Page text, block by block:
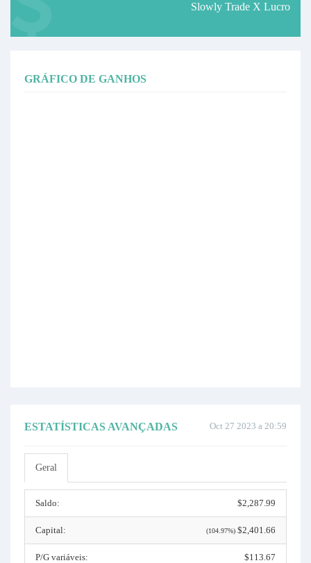
Slowly Trade X Lucro
GRÁFICO DE GANHOS
Oct 27 2023 a 20:59
ESTATÍSTICAS AVANÇADAS
Geral
Saldo: $2,287.99
Capital: (104.97%) $2,401.66
P/G variáveis: $113.67